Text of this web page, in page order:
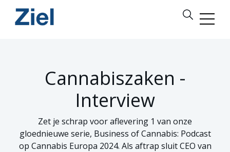
Cannabiszaken -
Interview
Zet je schrap voor aflevering 1 van onze
gloednieuwe serie, Business of Cannabis: Podcast
op Cannabis Europa 2024. Als aftrap sluit CEO van